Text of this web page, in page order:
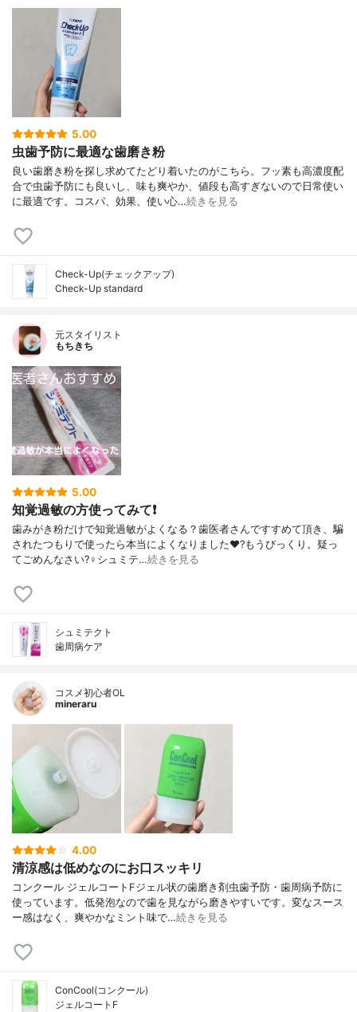
5.00
虫歯予防に最適な歯磨き粉
良い歯磨き粉を探し求めてたどり着いたのがこちら。フッ素も高濃度配
合で虫歯予防にも良いし、味も爽やか、値段も高すぎないので日常使い
に最適です。コスパ、効果、使い心…続きを見る
Check-Up(チェックアップ)
Check-Up standard
元スタイリスト
もちきち
5.00
知覚過敏の方使ってみて❗
歯みがき粉だけで知覚過敏がよくなる？歯医者さんですすめて頂き、騙
されたつもりで使ったら本当によくなりました♥️?もうびっくり。疑っ
てごめんなさい?‍♀️シュミテ…続きを見る
シュミテクト
歯周病ケア
コスメ初心者OL
mineraru
4.00
清涼感は低めなのにお口スッキリ
コンクール ジェルコートFジェル状の歯磨き剤虫歯予防・歯周病予防に
使っています。低発泡なので歯を見ながら磨きやすいです。変なスース
ー感はなく、爽やかなミント味で…続きを見る
ConCool(コンクール)
ジェルコートF